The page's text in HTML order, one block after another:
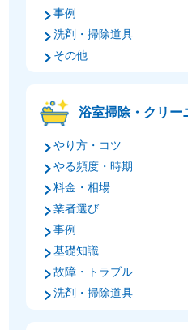
事例
洗剤・掃除道具
その他
浴室掃除・クリー
やり方・コツ
やる頻度・時期
料金・相場
業者選び
事例
基礎知識
故障・トラブル
洗剤・掃除道具